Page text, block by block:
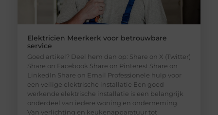
Elektricien Meerkerk voor betrouwbare
service
Goed artikel? Deel hem dan op: Share on X (Twitter)
Share on Facebook Share on Pinterest Share on
LinkedIn Share on Email Professionele hulp voor
een veilige elektrische installatie Een goed
werkende elektrische installatie is een belangrijk
onderdeel van iedere woning en onderneming.
Van verlichting en keukenapparatuur tot